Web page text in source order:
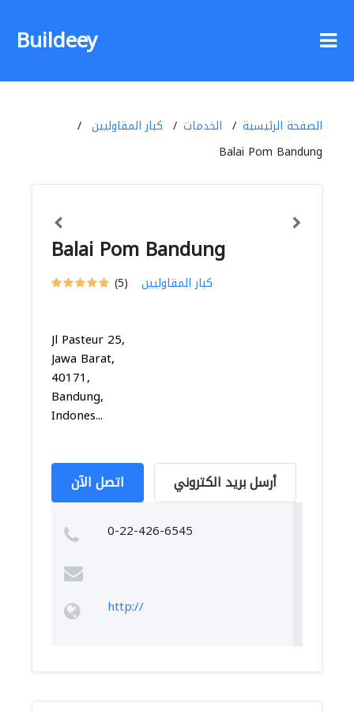
Buildeey
الصفحة الرئيسية الخدمات
كبار المقاوليين
Balai Pom Bandung
Balai Pom Bandung
(5) كبار المقاوليين
Jl Pasteur 25,
Jawa Barat,
40171,
Bandung,
Indones...
اتصل الآن أرسل بريد الكتروني
0-22-426-6545
http://